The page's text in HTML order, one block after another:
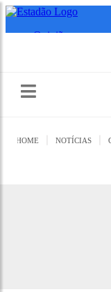
HOME NOTÍCIAS